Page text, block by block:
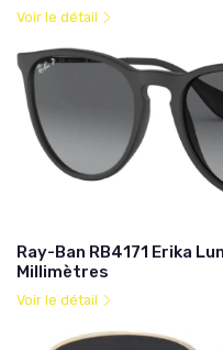
Voir le détail
Ray-Ban RB4171 Erika
Millimètres
Voir le détail